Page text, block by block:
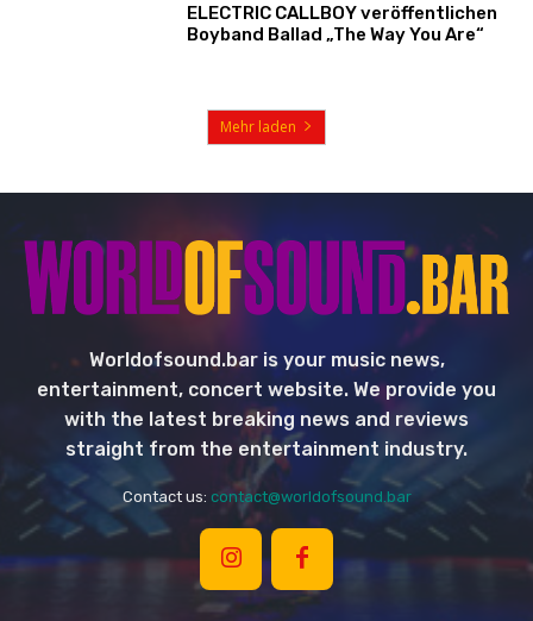
ELECTRIC CALLBOY veröffentlichen
Boyband Ballad „The Way You Are“
Mehr laden
Worldofsound.bar is your music news,
entertainment, concert website. We provide you
with the latest breaking news and reviews
straight from the entertainment industry.
Contact us: contact@worldofsound.bar